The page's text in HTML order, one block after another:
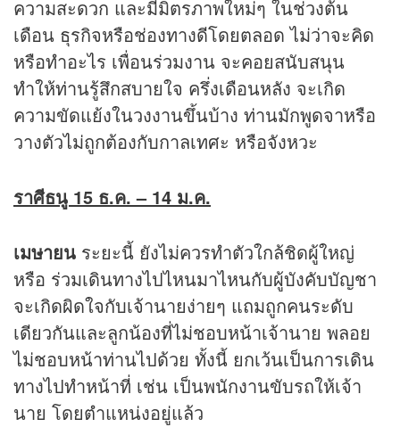
ความสะดวก และมีมิตรภาพใหม่ๆ ในช่วงต้น
เดือน ธุรกิจหรือช่องทางดีโดยตลอด ไม่ว่าจะคิด
หรือทำอะไร เพื่อนร่วมงาน จะคอยสนับสนุน
ทำให้ท่านรู้สึกสบายใจ ครึ่งเดือนหลัง จะเกิด
ความขัดแย้งในวงงานขึ้นบ้าง ท่านมักพูดจาหรือ
วางตัวไม่ถูกต้องกับกาลเทศะ หรือจังหวะ
ราศีธนู 15 ธ.ค. – 14 ม.ค.
เมษายน ระยะนี้ ยังไม่ควรทำตัวใกล้ชิดผู้ใหญ่
หรือ ร่วมเดินทางไปไหนมาไหนกับผู้บังคับบัญชา
จะเกิดผิดใจกับเจ้านายง่ายๆ แถมถูกคนระดับ
เดียวกันและลูกน้องที่ไม่ชอบหน้าเจ้านาย พลอย
ไม่ชอบหน้าท่านไปด้วย ทั้งนี้ ยกเว้นเป็นการเดิน
ทางไปทำหน้าที่ เช่น เป็นพนักงานขับรถให้เจ้า
นาย โดยตำแหน่งอยู่แล้ว